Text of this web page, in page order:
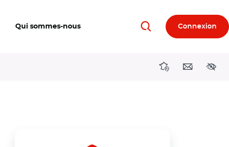
Qui sommes-nous RechercherConnexion
DirectionsContact